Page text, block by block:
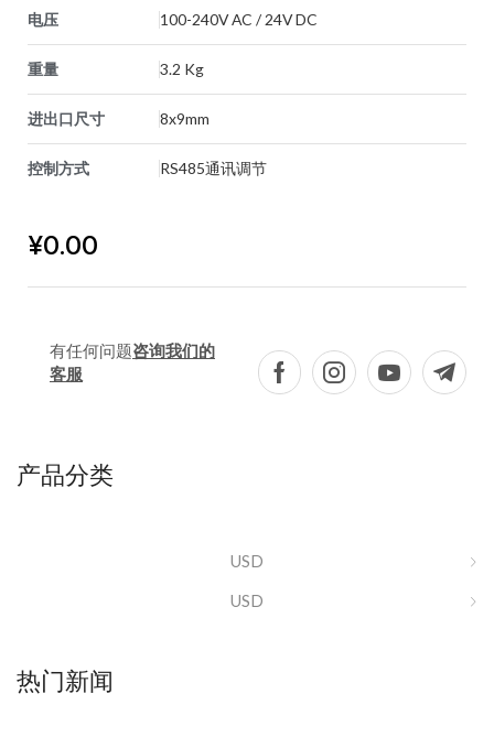
电压 100-240V AC / 24V DC
重量 3.2 Kg
进出口尺寸 8x9mm
控制方式 RS485通讯调节
¥0.00
有任何问题咨询我们的
客服
产品分类
USD
USD
热门新闻